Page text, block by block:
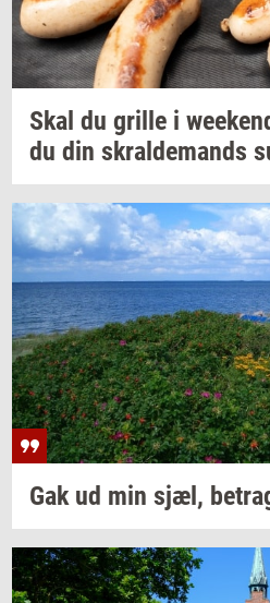
Skal du gril­le i
du din skral­de­mands
Gak ud min sjæl,